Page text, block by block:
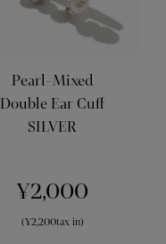
Pearl-Mixed
Double Ear Cuff
SILVER
¥2,000
(¥2,200tax in)